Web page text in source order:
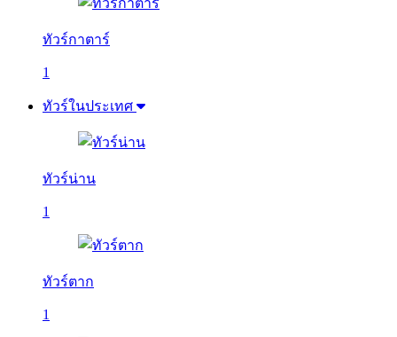
ทัวร์กาตาร์
1
ทัวร์ในประเทศ
ทัวร์น่าน
1
ทัวร์ตาก
1